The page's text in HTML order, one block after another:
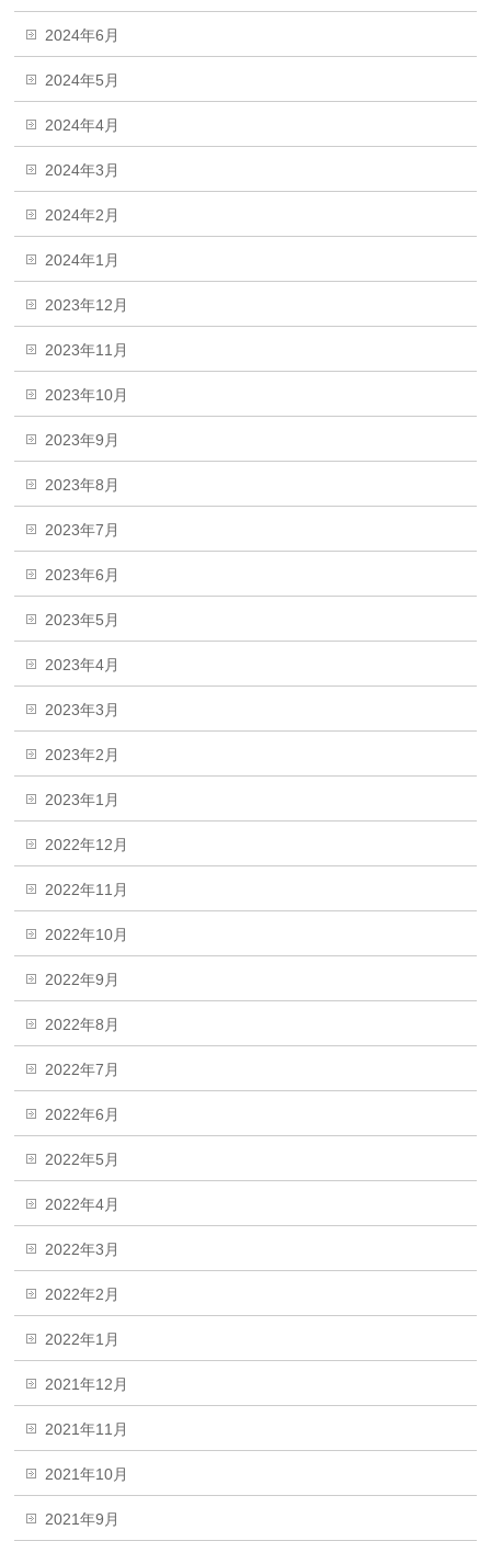
2024年6月
2024年5月
2024年4月
2024年3月
2024年2月
2024年1月
2023年12月
2023年11月
2023年10月
2023年9月
2023年8月
2023年7月
2023年6月
2023年5月
2023年4月
2023年3月
2023年2月
2023年1月
2022年12月
2022年11月
2022年10月
2022年9月
2022年8月
2022年7月
2022年6月
2022年5月
2022年4月
2022年3月
2022年2月
2022年1月
2021年12月
2021年11月
2021年10月
2021年9月